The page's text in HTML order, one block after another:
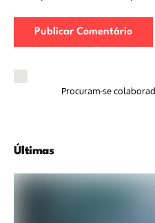
Procuram-se
Últimas